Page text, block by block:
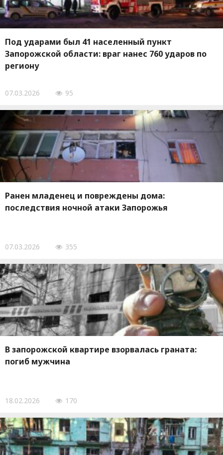
Под ударами был 41 населенный пункт
Запорожской области: враг нанес 760 ударов по
региону
07.03.2026 95
Ранен младенец и повреждены дома:
последствия ночной атаки Запорожья
07.03.2026 355
В запорожской квартире взорвалась граната:
погиб мужчина
18.02.2026 170